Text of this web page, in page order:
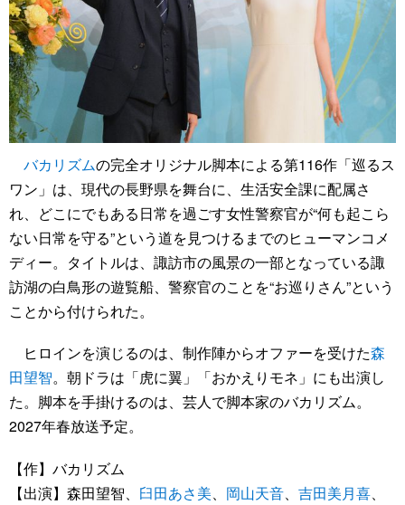
バカリズムの完全オリジナル脚本による第116作「巡るス
ワン」は、現代の長野県を舞台に、生活安全課に配属さ
れ、どこにでもある日常を過ごす女性警察官が“何も起こら
ない日常を守る”という道を見つけるまでのヒューマンコメ
ディー。タイトルは、諏訪市の風景の一部となっている諏
訪湖の白鳥形の遊覧船、警察官のことを“お巡りさん”という
ことから付けられた。
ヒロインを演じるのは、制作陣からオファーを受けた森
田望智。朝ドラは「虎に翼」「おかえりモネ」にも出演し
た。脚本を手掛けるのは、芸人で脚本家のバカリズム。
2027年春放送予定。
【作】バカリズム
【出演】森田望智、 臼田あさ美 岡山天音 吉田美月喜